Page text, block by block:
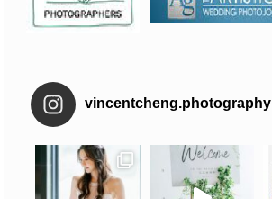
vincentcheng.photography